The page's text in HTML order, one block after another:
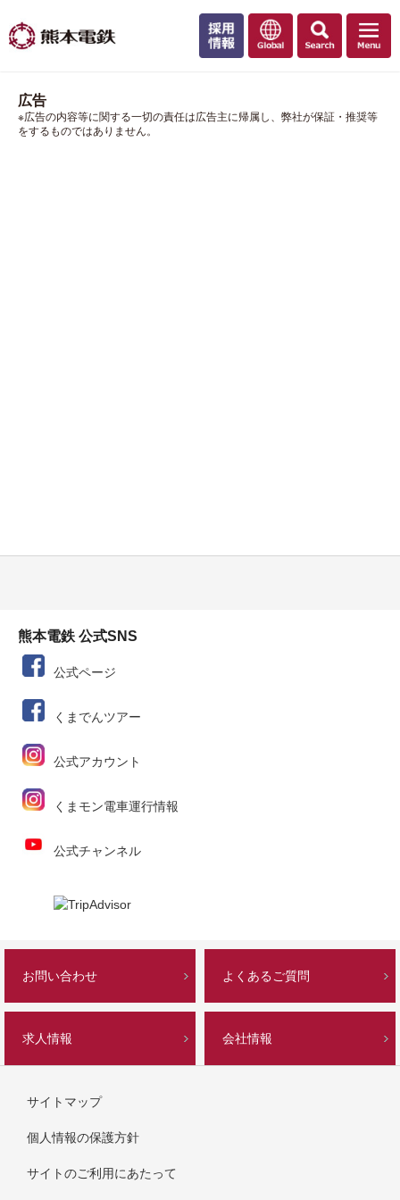
広告
※広告の内容等に関する一切の責任は広告主に帰属し、弊社が保証・推奨等
をするものではありません。
熊本電鉄 公式SNS
公式ページ
くまでんツアー
公式アカウント
くまモン電車運行情報
公式チャンネル
お問い合わせ よくあるご質問
求人情報 会社情報
サイトマップ
個人情報の保護方針
サイトのご利用にあたって